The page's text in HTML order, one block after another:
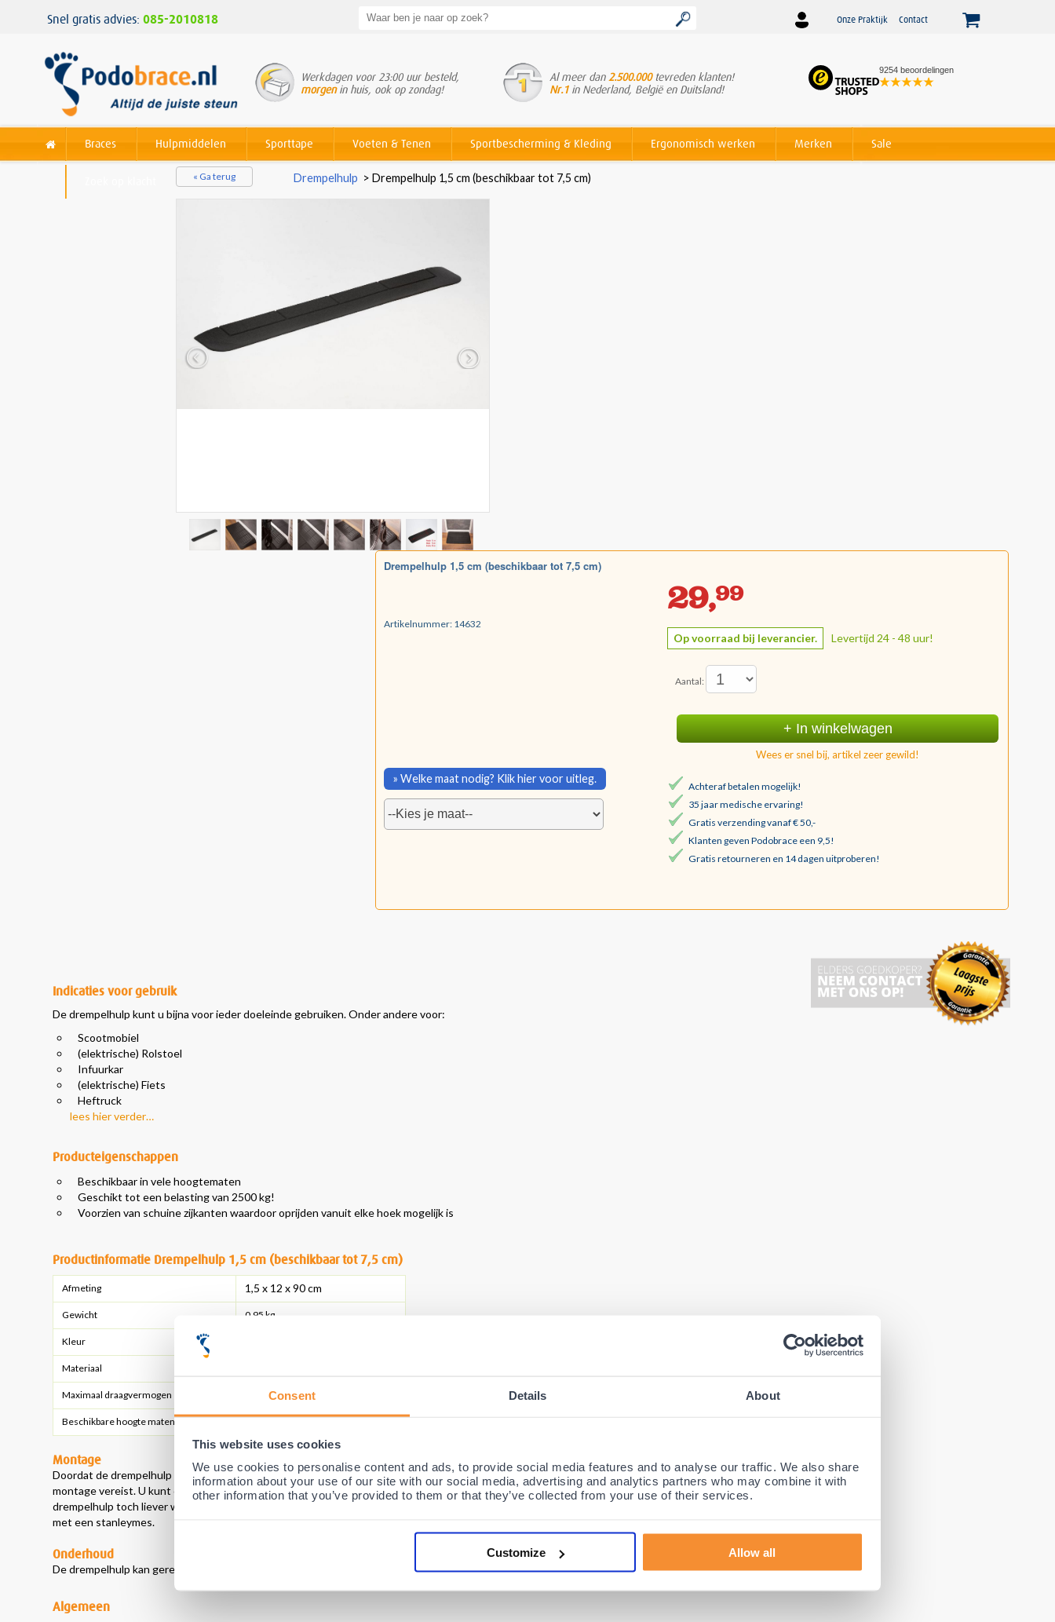
Consent Details About
This website uses cookies
We use cookies to personalise content and ads, to provide social media features and to analyse our traffic. We also share
information about your use of our site with our social media, advertising and analytics partners who may combine it with
other information that you’ve provided to them or that they’ve collected from your use of their services.
Customize Allow all
Snel gratis advies: 085-2010818 Onze Praktijk Contact
9254 beoordelingen
Werkdagen voor 23:00 uur besteld,
morgenin huis, ook op zondag!
Al meer dan 2.500.000tevreden klanten!
Nr.1in Nederland, België en Duitsland!
WinnaarBeslist Webshop
Award voor beste service!
Braces Hulpmiddelen Sporttape Voeten & Tenen Sportbescherming & Kleding Ergonomisch werken Merken Sale
« Ga terug Drempelhulp > Drempelhulp 1,5 cm (beschikbaar tot 7,5 cm)
29,99
Op voorraad bij leverancier. Levertijd 24 - 48 uur!
Aantal:
+ In winkelwagen
Wees er snel bij, artikel zeer gewild!
Achteraf betalen mogelijk!
35 jaar medische ervaring!
Gratis verzending vanaf € 50,-
Klanten geven Podobrace een 9,5!
Gratis retourneren en 14 dagen uitproberen!
Drempelhulp 1,5 cm (beschikbaar tot 7,5 cm)
Artikelnummer: 14632
» Welke maat nodig? Klik hier voor uitleg.
Indicaties voor gebruik
De drempelhulp kunt u bijna voor ieder doeleinde gebruiken. Onder andere voor:
Scootmobiel
(elektrische) Rolstoel
Infuurkar
(elektrische) Fiets
Heftruck
lees hier verder…
Producteigenschappen
Beschikbaar in vele hoogtematen
Geschikt tot een belasting van 2500 kg!
Voorzien van schuine zijkanten waardoor oprijden vanuit elke hoek mogelijk is
Productinformatie Drempelhulp 1,5 cm (beschikbaar tot 7,5 cm)
Afmeting 1,5 x 12 x 90 cm
Gewicht 0,95 kg
Kleur
Materiaal
Maximaal draagvermogen 2500 kg
Beschikbare hoogte maten
Montage
Doordat de drempelhulp met schuine zijvlakken relatief gezien wat zwaarder is dan bijvoorbeeld de budget drempelhulp, is er geen speciale
montage vereist. U kunt de drempelhulp op de juiste plaats neerleggen en door het gewicht zal deze goed op zijn plaats blijven liggen. Mocht u de
drempelhulp toch liever wel bevestigen dan kan dit met dubbelzijdig tape of montage lijm/kit. De drempelhulp tot 4 cm kan worden bijgesneden
met een stanleymes.
Onderhoud
De drempelhulp kan gereinigd worden met azijn of groene zeep. Vervolgens goed naspoelen.
Algemeen